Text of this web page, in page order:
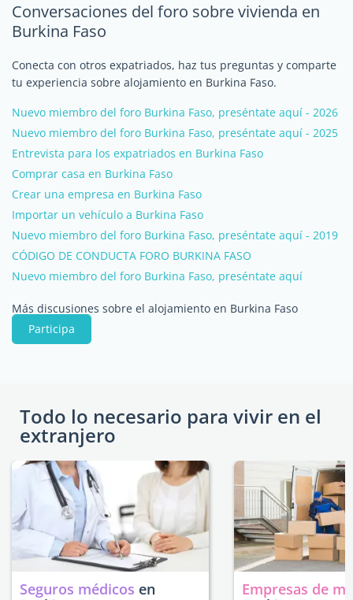
Conversaciones del foro sobre vivienda en
Burkina Faso
Conecta con otros expatriados, haz tus preguntas y comparte
tu experiencia sobre alojamiento en Burkina Faso.
Nuevo miembro del foro Burkina Faso, preséntate aquí - 2026
Nuevo miembro del foro Burkina Faso, preséntate aquí - 2025
Entrevista para los expatriados en Burkina Faso
Comprar casa en Burkina Faso
Crear una empresa en Burkina Faso
Importar un vehículo a Burkina Faso
Nuevo miembro del foro Burkina Faso, preséntate aquí - 2019
CÓDIGO DE CONDUCTA FORO BURKINA FASO
Nuevo miembro del foro Burkina Faso, preséntate aquí
Más discusiones sobre el alojamiento en Burkina Faso
Participa
Todo lo necesario para vivir en el
extranjero
Seguros médicos en
Empresas de